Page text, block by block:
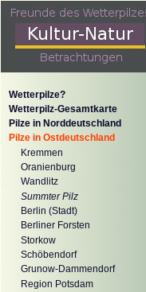
Wetterpilze?
Wetterpilz-Gesamtkarte
Pilze in Norddeutschland
Pilze in Ostdeutschland
Kremmen
Oranienburg
Wandlitz
Summter Pilz
Berlin (Stadt)
Berliner Forsten
Storkow
Schöbendorf
Grunow-Dammendorf
Region Potsdam